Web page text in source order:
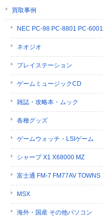
買取事例
NEC PC-98 PC-8801 PC-6001
ネオジオ
プレイステーション
ゲームミュージックCD
雑誌・攻略本・ムック
各種グッズ
ゲームウォッチ・LSIゲーム
シャープ X1 X68000 MZ
富士通 FM-7 FM77AV TOWNS
MSX
海外・国産 その他パソコン